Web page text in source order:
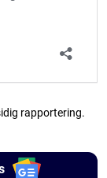
rapportering.